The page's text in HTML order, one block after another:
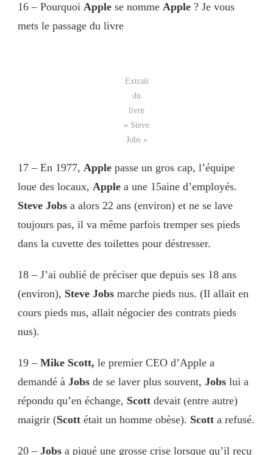
16 – Pourquoi Apple se nomme Apple ? Je vous
mets le passage du livre
Extrait
du
livre
« Steve
Jobs »
17 – En 1977, Apple passe un gros cap, l’équipe
loue des locaux, Apple a une 15aine d’employés.
Steve Jobs a alors 22 ans (environ) et ne se lave
toujours pas, il va même parfois tremper ses pieds
dans la cuvette des toilettes pour déstresser.
18 – J’ai oublié de préciser que depuis ses 18 ans
(environ), Steve Jobs marche pieds nus. (Il allait en
cours pieds nus, allait négocier des contrats pieds
nus).
19 – Mike Scott, le premier CEO d’Apple a
demandé à Jobs de se laver plus souvent, Jobs lui a
répondu qu’en échange, Scott devait (entre autre)
maigrir (Scott était un homme obèse). Scott a refusé.
20 – Jobs a piqué une grosse crise lorsque qu’il reçu